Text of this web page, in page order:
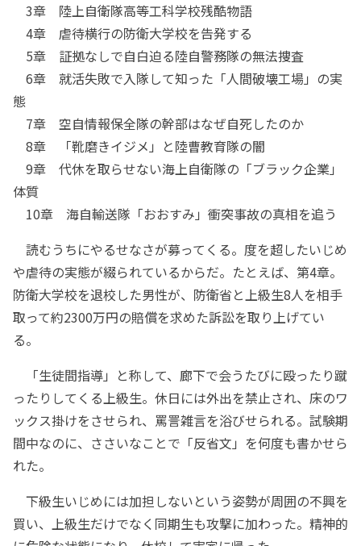
3章 陸上自衛隊高等工科学校残酷物語
4章 虐待横行の防衛大学校を告発する
5章 証拠なしで自白迫る陸自警務隊の無法捜査
6章 就活失敗で入隊して知った「人間破壊工場」の実
態
7章 空自情報保全隊の幹部はなぜ自死したのか
8章 「靴磨きイジメ」と陸曹教育隊の闇
9章 代休を取らせない海上自衛隊の「ブラック企業」
体質
10章 海自輸送隊「おおすみ」衝突事故の真相を追う
読むうちにやるせなさが募ってくる。度を超したいじめ
や虐待の実態が綴られているからだ。たとえば、第4章。
防衛大学校を退校した男性が、防衛省と上級生8人を相手
取って約2300万円の賠償を求めた訴訟を取り上げてい
る。
「生徒間指導」と称して、廊下で会うたびに殴ったり蹴
ったりしてくる上級生。休日には外出を禁止され、床のワ
ックス掛けをさせられ、罵詈雑言を浴びせられる。試験期
間中なのに、ささいなことで「反省文」を何度も書かせら
れた。
下級生いじめには加担しないという姿勢が周囲の不興を
買い、上級生だけでなく同期生も攻撃に加わった。精神的